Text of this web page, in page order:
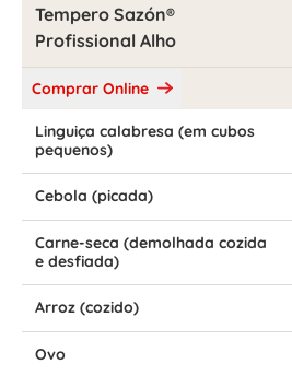
Tempero Sazón®
Profissional Alho
Comprar Online
Linguiça calabresa (em cubos
pequenos)
Cebola (picada)
Carne-seca (demolhada cozida
e desfiada)
Arroz (cozido)
Ovo